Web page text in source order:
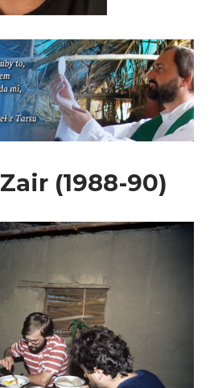
Zair (1988-90)